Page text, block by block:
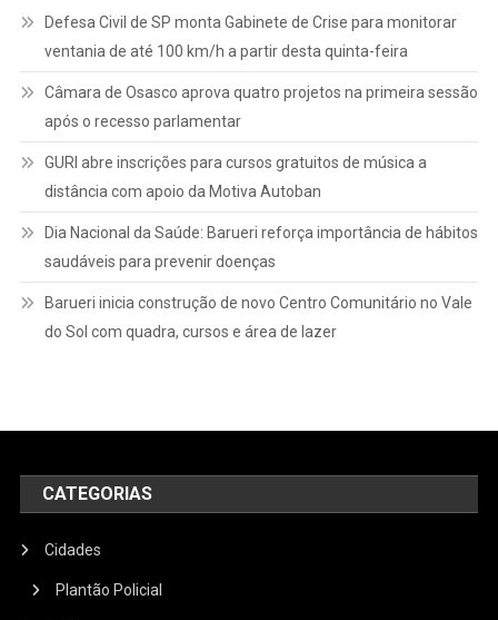
Defesa Civil de SP monta Gabinete de Crise para monitorar
ventania de até 100 km/h a partir desta quinta-feira
Câmara de Osasco aprova quatro projetos na primeira sessão
após o recesso parlamentar
GURI abre inscrições para cursos gratuitos de música a
distância com apoio da Motiva Autoban
Dia Nacional da Saúde: Barueri reforça importância de hábitos
saudáveis para prevenir doenças
Barueri inicia construção de novo Centro Comunitário no Vale
do Sol com quadra, cursos e área de lazer
CATEGORIAS
Cidades
Plantão Policial